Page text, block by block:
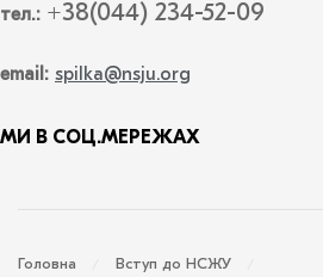
тел.: +38(044) 234-52-09
email: spilka@nsju.org
МИ В СОЦ.МЕРЕЖАХ
Головна Вступ до НСЖУ